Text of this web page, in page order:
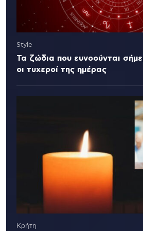
Style
Τα ζώδια που ευνοούνται
οι τυχεροί της ημέρας
Κρήτη